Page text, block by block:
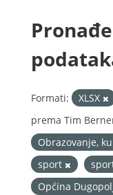
Formati: XLSX
prema Tim
Obrazovanje,
sport
Općina